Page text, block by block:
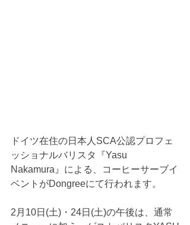
ドイツ在住の日本人SCA公認プロフェ
ッショナルバリスタ『Yasu
Nakamura』による、コーヒーサーブイ
ベントがDongreeにて行われます。
2月10日(土)・24日(土)の午後は、通常